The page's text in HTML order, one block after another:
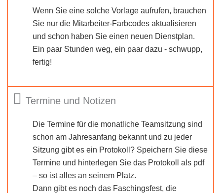
Wenn Sie eine solche Vorlage aufrufen, brauchen
Sie nur die Mitarbeiter-Farbcodes aktualisieren
und schon haben Sie einen neuen Dienstplan.
Ein paar Stunden weg, ein paar dazu - schwupp,
fertig!
Termine und Notizen
Die Termine für die monatliche Teamsitzung sind
schon am Jahresanfang bekannt und zu jeder
Sitzung gibt es ein Protokoll? Speichern Sie diese
Termine und hinterlegen Sie das Protokoll als pdf
– so ist alles an seinem Platz.
Dann gibt es noch das Faschingsfest, die